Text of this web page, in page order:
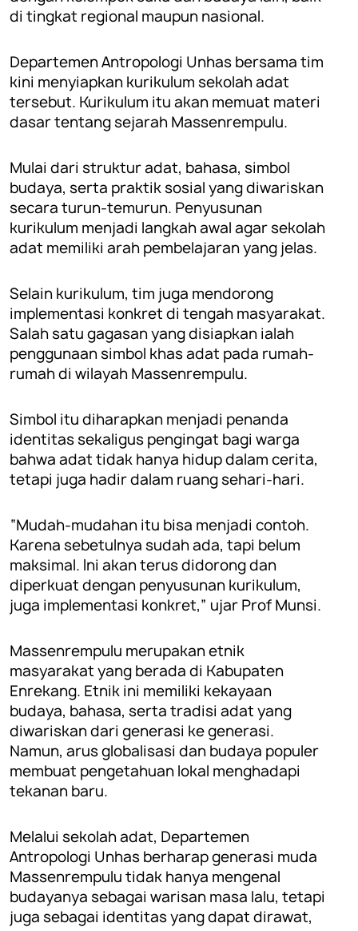
di tingkat regional maupun nasional.
Departemen Antropologi Unhas bersama tim
kini menyiapkan kurikulum sekolah adat
tersebut. Kurikulum itu akan memuat materi
dasar tentang sejarah Massenrempulu.
Mulai dari struktur adat, bahasa, simbol
budaya, serta praktik sosial yang diwariskan
secara turun-temurun. Penyusunan
kurikulum menjadi langkah awal agar sekolah
adat memiliki arah pembelajaran yang jelas.
Selain kurikulum, tim juga mendorong
implementasi konkret di tengah masyarakat.
Salah satu gagasan yang disiapkan ialah
penggunaan simbol khas adat pada rumah-
rumah di wilayah Massenrempulu.
Simbol itu diharapkan menjadi penanda
identitas sekaligus pengingat bagi warga
bahwa adat tidak hanya hidup dalam cerita,
tetapi juga hadir dalam ruang sehari-hari.
“Mudah-mudahan itu bisa menjadi contoh.
Karena sebetulnya sudah ada, tapi belum
maksimal. Ini akan terus didorong dan
diperkuat dengan penyusunan kurikulum,
juga implementasi konkret,” ujar Prof Munsi.
Massenrempulu merupakan etnik
masyarakat yang berada di Kabupaten
Enrekang. Etnik ini memiliki kekayaan
budaya, bahasa, serta tradisi adat yang
diwariskan dari generasi ke generasi.
Namun, arus globalisasi dan budaya populer
membuat pengetahuan lokal menghadapi
tekanan baru.
Melalui sekolah adat, Departemen
Antropologi Unhas berharap generasi muda
Massenrempulu tidak hanya mengenal
budayanya sebagai warisan masa lalu, tetapi
juga sebagai identitas yang dapat dirawat,